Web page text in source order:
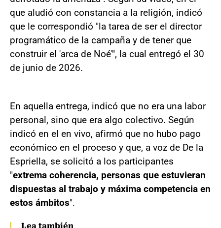
que aludió con constancia a la religión, indicó
que le correspondió "la tarea de ser el director
programático de la campaña y de tener que
construir el 'arca de Noé'", la cual entregó el 30
de junio de 2026.
En aquella entrega, indicó que no era una labor
personal, sino que era algo colectivo. Según
indicó en el en vivo, afirmó que no hubo pago
económico en el proceso y que, a voz de De la
Espriella, se solicitó a los participantes
"extrema coherencia, personas que estuvieran
dispuestas al trabajo y máxima competencia en
estos ámbitos".
Lea también